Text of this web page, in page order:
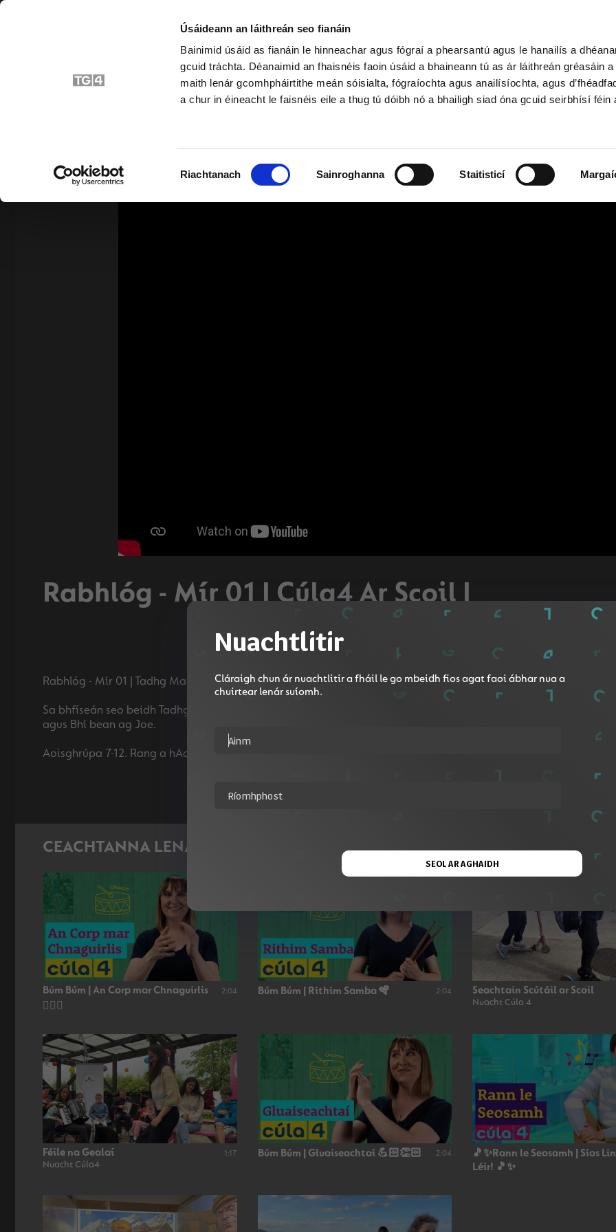
Úsáideann an láithreán seo fianáin
Bainimid úsáid as fianáin le hinneachar agus fógraí a phearsantú agus le hanailís a
gcuid tráchta. Déanaimid an fhaisnéis faoin úsáid a bhaineann tú as ár láithreán gréasáin
maith lenár gcomhpháirtithe meán sóisialta, fógraíochta agus anailísíochta, agus
a chur in éineacht le faisnéis eile a thug tú dóibh nó a bhailigh siad óna gcuid seirbhísí féin
Riachtanach Sainroghanna Staitisticí
Bunscoil Sraith Shóisearach & GCSE Ardteist, AS/
Rabhlóg - Mír 01 | Cúla4 Ar Scoil |
Rabhlóg - Mír 01 | Tadhg Mac Dhonnagáin |
Sa bhfíseán seo beidh Tadhg Mac Dhonnagáin ag taispeáint dúinn céard is rabhlóg ann. Múineann sé dhá
agus Bhí bean ag Joe.
CEACHTANNA LENA MBAINEANN
Búm Búm | An Corp mar Chnaguirlis
👂🏻🥁
2:04 Búm Búm | Rithim Samba 🪇 2:04 Seachtain Scútáil ar Scoil
Nuacht Cúla 4
Féile na Gealaí
Nuacht Cúla4
1:17 Búm Búm | Gluaiseachtaí 💪🏻👏🏻 2:04
🎵✨Rann le Seosamh | Síos
Léir! 🎵✨
Nuachtlitir
Cláraigh chun ár nuachtlitir a fháil le go mbeidh fios agat faoi ábhar nua a
chuirtear lenár suíomh.
SEOL AR AGHAIDH